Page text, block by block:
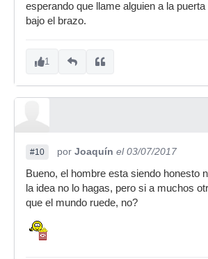
esperando que llame alguien a la
bajo el brazo.
1
#10 por Joaquín el 03/07/2017
Bueno, el hombre esta siendo honesto
la idea no lo hagas, pero si a muchos
que el mundo ruede, no?